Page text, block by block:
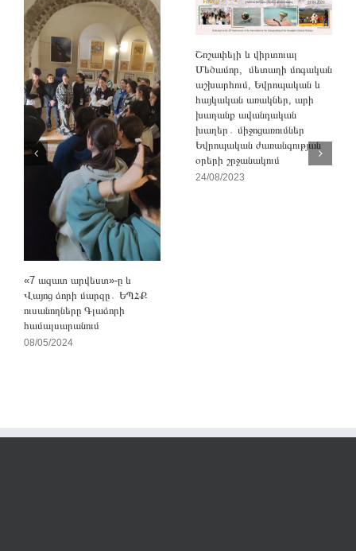
«7 ազատ արվեստ»-ը և
Վայոց ձորի մարզը․ ԵՊՀՔ
ուսանողները Գլաձորի
համալսարանում
08/05/2024
Շոշափելի և վիրտուալ
Մեծամոր, մետաղի մոգական
աշխարհում, Եվրոպական և
հայկական առակներ, արի
խաղանք ավանդական
խաղեր․ միջոցառումներ
Եվրոպական ժառանգության
օրերի շրջանակում
24/08/2023